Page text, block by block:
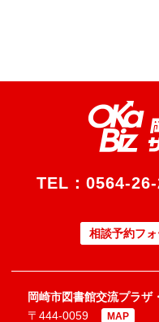
TEL： 0564-
相談予約フ
岡崎市図書館交流プラザ
〒444-0059
MAP